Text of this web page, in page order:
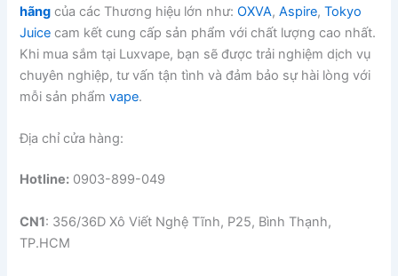
hãng của các Thương hiệu lớn như:OXVA,Aspire,Tokyo
Juice cam kết cung cấp sản phẩm với chất lượng cao nhất.
Khi mua sắm tại Luxvape, bạn sẽ được trải nghiệm dịch vụ
chuyên nghiệp, tư vấn tận tình và đảm bảo sự hài lòng với
mỗi sản phẩmvape.
Địa chỉ cửa hàng:
Hotline: 0903-899-049
CN1: 356/36D Xô Viết Nghệ Tĩnh, P25, Bình Thạnh,
TP.HCM